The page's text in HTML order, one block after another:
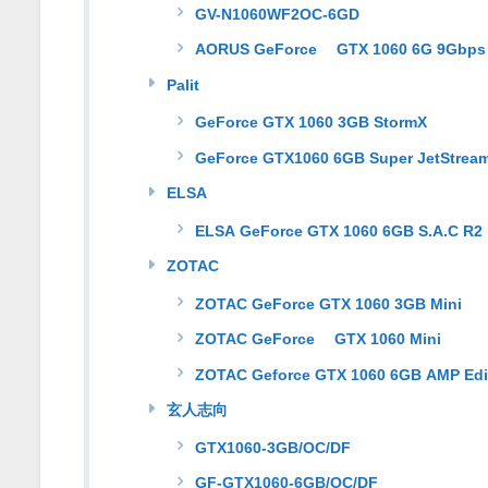
GV-N1060WF2OC-6GD
AORUS GeForce® GTX 1060 6G 9Gbps
Palit
GeForce GTX 1060 3GB StormX
GeForce GTX1060 6GB Super
ELSA
ELSA GeForce GTX 1060 6GB S.A.C R2
ZOTAC
ZOTAC GeForce GTX 1060 3GB Mini
ZOTAC GeForce® GTX 1060 Mini
ZOTAC Geforce GTX 1060 6GB AMP
玄人志向
GTX1060-3GB/OC/DF
GF-GTX1060-6GB/OC/DF